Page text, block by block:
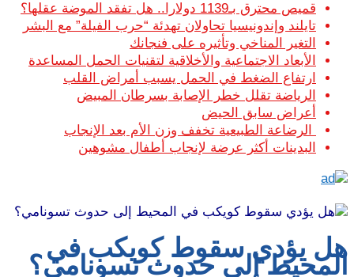
قميص محترق بـ1139 دولارا.. هل تفقد الموضة عقلها؟
تايلند وإندونيسيا تحاولان تهدئة “حرب الفيلة” مع البشر
التغير المناخي وتأثيره على فنجانك
الأبعاد الاجتماعية والأخلاقية لتقنيات الحمل المساعدة
ارتفاع الضغط في الحمل يسبب أمراض القلب
الرياضة تقلل خطر الإصابة بسرطان المبيض
أعراض سابق الحيض
الرضاعة الطبيعية تخفف وزن الأم بعد الإنجاب
البدينات أكثر عرضة لإنجاب أطفال مشوهين
هل يؤدي سقوط كويكب في
المحيط إلى حدوث تسونامي؟